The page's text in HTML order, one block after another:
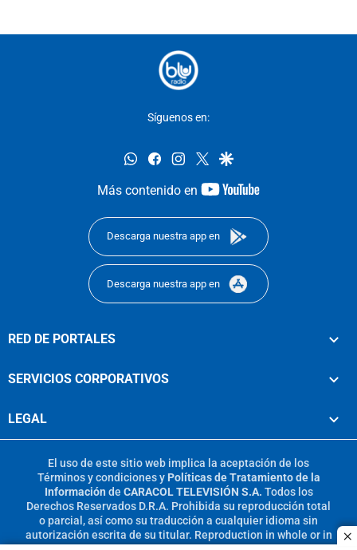
Síguenos en:
whatsappfacebookinstagram
twittergoogle
Más contenido en
youtube-
Descarga nuestra app en
Descarga nuestra app en
RED DE PORTALES
SERVICIOS CORPORATIVOS
LEGAL
El uso de este sitio web implica la aceptación de los
Términos y condicionesy Políticas de Tratamiento de la
Información de CARACOL TELEVISIÓN S.A. Todos los
Derechos Reservados D.R.A. Prohibida su reproducción total
o parcial, así como su traducción a cualquier idioma sin
autorización escrita de su titular. Reproduction in whole or in